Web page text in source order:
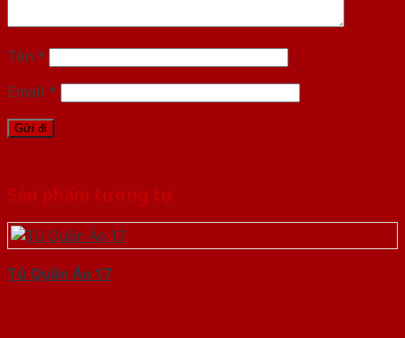
Tên *
Email *
Sản phẩm tương tự
Tủ Quần Áo 17